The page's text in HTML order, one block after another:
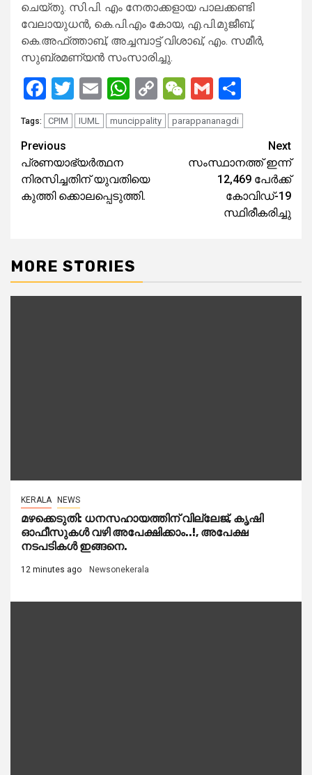
ചെയ്തു. സി.പി. എം നേതാക്കളായ പാലക്കണ്ടി
വേലായുധൻ, കെ.പി.എം കോയ, എ.പി.മുജീബ്,
കെ.അഫ്ത്താബ്, അച്ചമ്പാട്ട് വിശാഖ്, എം. സമീർ,
സുബ്രമണ്യൻ സംസാരിച്ചു.
Facebook
Twitter
EmailWhatsApp
Copy
Link
WeChat
Gmail
Tags: CPIM IUML muncippality parappananagdi
Continue
Reading
Previous
പ്രണയാഭ്യര്‍ത്ഥന
നിരസിച്ചതിന് യുവതിയെ
കുത്തി ക്കൊലപ്പെടുത്തി.
Next
സംസ്ഥാനത്ത് ഇന്ന്
12,469 പേര്‍ക്ക്
കോവിഡ്-19
സ്ഥിരീകരിച്ചു
MORE STORIES
KERALA NEWS
മഴക്കെടുതി: ധനസഹായത്തിന് വില്ലേജ്, കൃഷി
ഓഫീസുകൾ വഴി അപേക്ഷിക്കാം..!, അപേക്ഷ
നടപടികൾ ഇങ്ങനെ.
12 minutes ago Newsonekerala